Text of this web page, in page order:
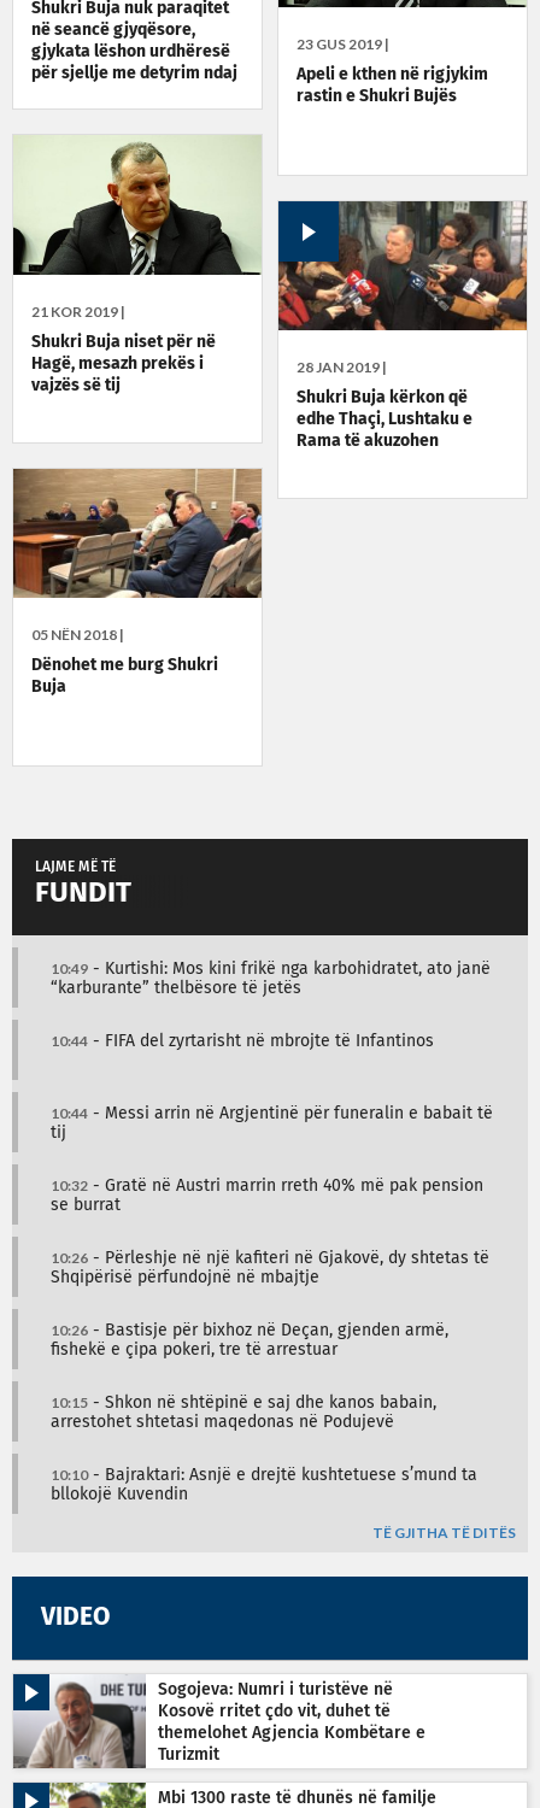
Shukri Buja nuk paraqitet
në seancë gjyqësore,
gjykata lëshon urdhëresë
për sjellje me detyrim ndaj
23 GUS 2019 |
Apeli e kthen në rigjykim
rastin e Shukri Bujës
21 KOR 2019 |
Shukri Buja niset për në
Hagë, mesazh prekës i
vajzës së tij
28 JAN 2019 |
Shukri Buja kërkon që
edhe Thaçi, Lushtaku e
Rama të akuzohen
05 NËN 2018 |
Dënohet me burg Shukri
Buja
LAJME MË TË
FUNDIT
10:49 - Kurtishi: Mos kini frikë nga karbohidratet, ato janë
“karburante” thelbësore të jetës
10:44 - FIFA del zyrtarisht në mbrojte të Infantinos
10:44 - Messi arrin në Argjentinë për funeralin e babait të
tij
10:32 - Gratë në Austri marrin rreth 40% më pak pension
se burrat
10:26 - Përleshje në një kafiteri në Gjakovë, dy shtetas të
Shqipërisë përfundojnë në mbajtje
10:26 - Bastisje për bixhoz në Deçan, gjenden armë,
fishekë e çipa pokeri, tre të arrestuar
10:15 - Shkon në shtëpinë e saj dhe kanos babain,
arrestohet shtetasi maqedonas në Podujevë
10:10- Bajraktari: Asnjë e drejtë kushtetuese s’mund ta
bllokojë Kuvendin
TË GJITHA TË DITËS
VIDEO
Sogojeva: Numri i turistëve në
Kosovë rritet çdo vit, duhet të
themelohet Agjencia Kombëtare e
Turizmit
Mbi 1300 raste të dhunës në familje